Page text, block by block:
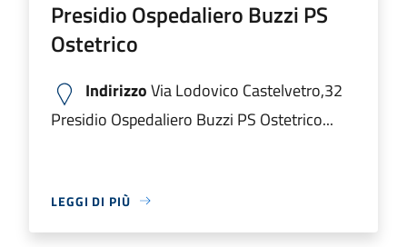
Presidio Ospedaliero Buzzi PS
Ostetrico
IndirizzoVia Lodovico Castelvetro,32
Presidio Ospedaliero Buzzi PS Ostetrico...
LEGGI DI PIÙ